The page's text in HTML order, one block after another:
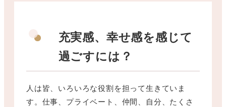
充実感、幸せ感を感じて
過ごすには？
人は皆、いろいろな役割を担って生きていま
す。仕事、プライベート、仲間、自分、たくさ